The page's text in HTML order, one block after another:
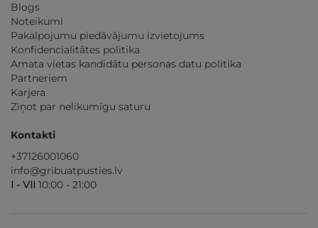
Blogs
Noteikumi
Pakalpojumu piedāvājumu izvietojums
Konfidencialitātes politika
Amata vietas kandidātu personas datu politika
Partneriem
Karjera
Ziņot par nelikumīgu saturu
Kontakti
+37126001060
info@gribuatpusties.lv
I - VII 10:00 - 21:00